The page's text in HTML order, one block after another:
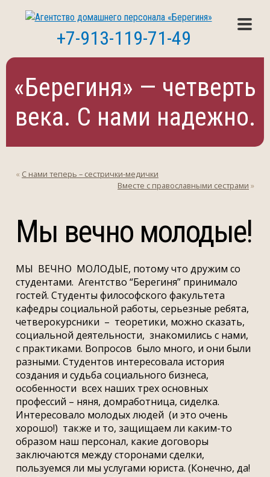
+7-913-119-71-49
«Берегиня» — четверть
века. С нами надежно.
« С нами теперь – сестрички-медички
Вместе с православными сестрами »
Мы вечно молодые!
МЫ ВЕЧНО МОЛОДЫЕ, потому что дружим со
студентами. Агентство “Берегиня” принимало
гостей. Студенты философского факультета
кафедры социальной работы, серьезные ребята,
четверокурсники – теоретики, можно сказать,
социальной деятельности, знакомились с нами,
с практиками. Вопросов было много, и они были
разными. Студентов интересовала история
создания и судьба социального бизнеса,
особенности всех наших трех основных
профессий – няня, домработница, сиделка.
Интересовало молодых людей (и это очень
хорошо!) также и то, защищаем ли каким-то
образом наш персонал, какие договоры
заключаются между сторонами сделки,
пользуемся ли мы услугами юриста. (Конечно, да!